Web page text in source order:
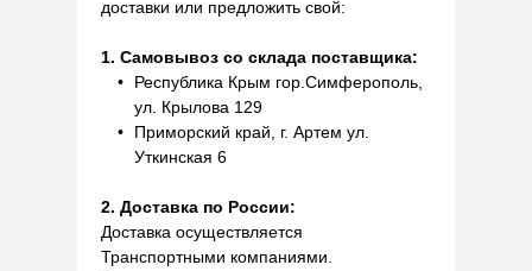
доставки или предложить свой:
1. Самовывоз со склада поставщика:
Республика Крым гор.Симферополь,
ул. Крылова 129
Приморский край, г. Артем ул.
Уткинская 6
2. Доставка по России:
Доставка осуществляется
Транспортными компаниями.